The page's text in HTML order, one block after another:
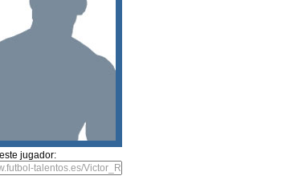
jugador: